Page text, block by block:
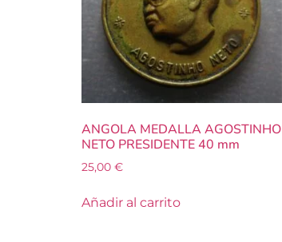
ANGOLA MEDALLA AGOSTINHO
NETO PRESIDENTE 40 mm
25,00 €
Añadir al carrito